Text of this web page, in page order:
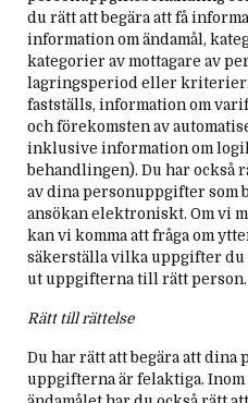
du rätt att begära att få
information om ändamål,
kategorier av mottagare av
lagringsperiod eller
fastställs, information om
och förekomsten av
inklusive information om
behandlingen). Du har också
av dina personuppgifter som
ansökan elektroniskt. Om vi
kan vi komma att fråga om
säkerställa vilka uppgifter du
ut uppgifterna till rätt person.
Rätt till rättelse
Du har rätt att begära att
uppgifterna är felaktiga.